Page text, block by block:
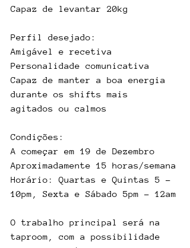
Capaz de levantar 20kg
Perfil desejado:
Amigável e recetiva
Personalidade comunicativa
Capaz de manter a boa energia
durante os shifts mais
agitados ou calmos
Condições:
A começar em 19 de Dezembro
Aproximadamente 15 horas/semana
Horário: Quartas e Quintas 5 -
10pm, Sexta e Sábado 5pm - 12am
O trabalho principal será na
taproom, com a possibilidade